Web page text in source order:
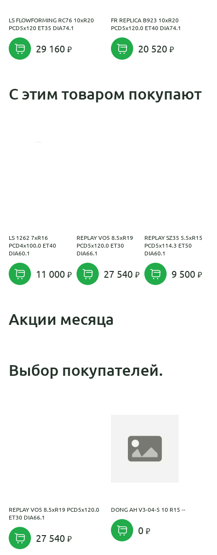
LS FLOWFORMING RC76 10xR20
PCD5x120 ET35 DIA74.1
29 160
FR REPLICA B923 10xR20
PCD5x120.0 ET40 DIA74.1
20 520
С этим товаром покупают
LS 1262 7xR16
PCD4x100.0 ET40
DIA60.1
11 000
REPLAY VO5 8.5xR19
PCD5x120.0 ET30
DIA66.1
27 540
REPLAY SZ35 5.5xR15
PCD5x114.3 ET50
DIA60.1
9 500
Акции месяца
Выбор покупателей.
REPLAY VO5 8.5xR19 PCD5x120.0
ET30 DIA66.1
27 540
DONG AH V3-04-5 10 R15 --
0